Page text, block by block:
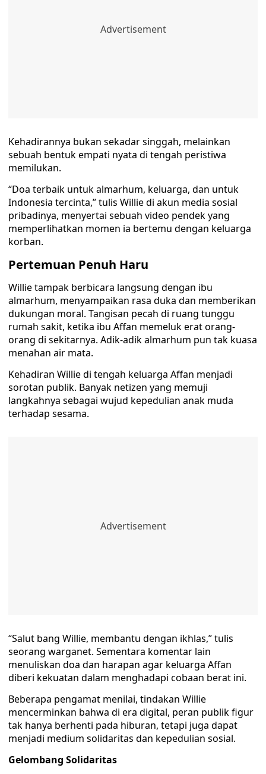
Kehadirannya bukan sekadar singgah, melainkan
sebuah bentuk empati nyata di tengah peristiwa
memilukan.
“Doa terbaik untuk almarhum, keluarga, dan untuk
Indonesia tercinta,” tulis Willie di akun media sosial
pribadinya, menyertai sebuah video pendek yang
memperlihatkan momen ia bertemu dengan keluarga
korban.
Pertemuan Penuh Haru
Willie tampak berbicara langsung dengan ibu
almarhum, menyampaikan rasa duka dan memberikan
dukungan moral. Tangisan pecah di ruang tunggu
rumah sakit, ketika ibu Affan memeluk erat orang-
orang di sekitarnya. Adik-adik almarhum pun tak kuasa
menahan air mata.
Kehadiran Willie di tengah keluarga Affan menjadi
sorotan publik. Banyak netizen yang memuji
langkahnya sebagai wujud kepedulian anak muda
terhadap sesama.
“Salut bang Willie, membantu dengan ikhlas,” tulis
seorang warganet. Sementara komentar lain
menuliskan doa dan harapan agar keluarga Affan
diberi kekuatan dalam menghadapi cobaan berat ini.
Beberapa pengamat menilai, tindakan Willie
mencerminkan bahwa di era digital, peran publik figur
tak hanya berhenti pada hiburan, tetapi juga dapat
menjadi medium solidaritas dan kepedulian sosial.
Gelombang Solidaritas